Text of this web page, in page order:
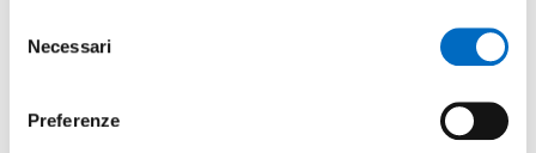
delNecessari
Preferenze
Special object